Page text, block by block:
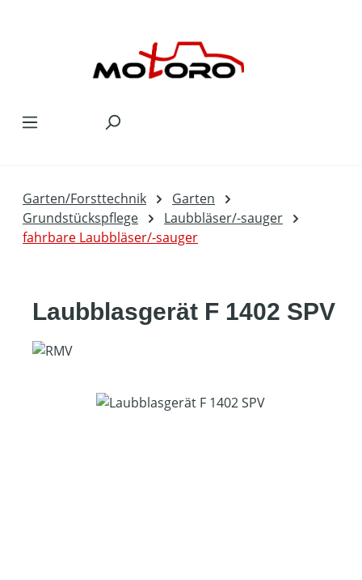
Garten/Forsttechnik
Garten
Grundstückspflege
Laubbläser/-sauger
fahrbare Laubbläser/-sauger
Laubblasgerät F 1402 SPV
Bildergalerie überspringen